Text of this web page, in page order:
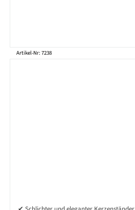
Artikel-Nr: 7238